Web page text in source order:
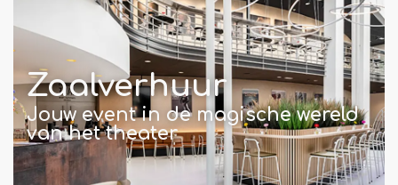
Zaalverhuur
Jouw event in de magische wereld
van het theater